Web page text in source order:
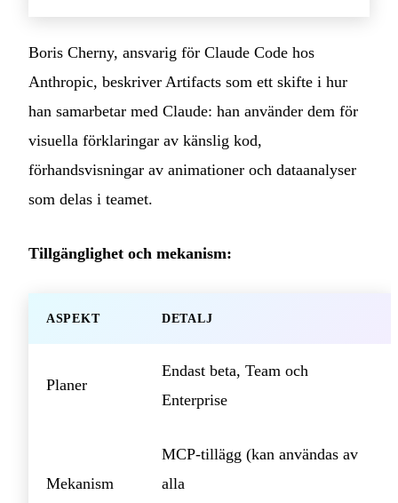
Boris Cherny, ansvarig för Claude Code hos
Anthropic, beskriver Artifacts som ett skifte i hur
han samarbetar med Claude: han använder dem för
visuella förklaringar av känslig kod,
förhandsvisningar av animationer och dataanalyser
som delas i teamet.
Tillgänglighet och mekanism:
ASPEKT DETALJ
Planer
Endast beta, Team och
Enterprise
Mekanism
MCP-tillägg (kan användas av
alla